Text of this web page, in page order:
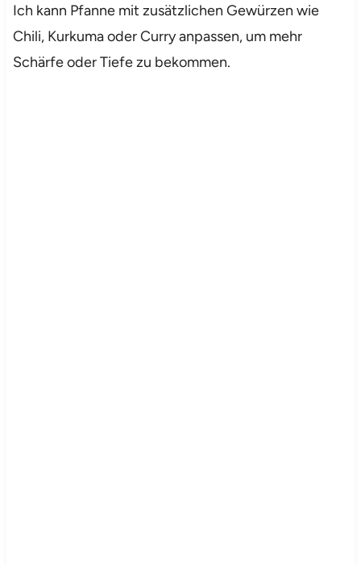
Ich kann Pfanne mit zusätzlichen Gewürzen wie
Chili, Kurkuma oder Curry anpassen, um mehr
Schärfe oder Tiefe zu bekommen.